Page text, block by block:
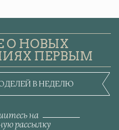
О НОВЫХ
ПЕРВЫМ
В НЕДЕЛЮ
на
рассылку